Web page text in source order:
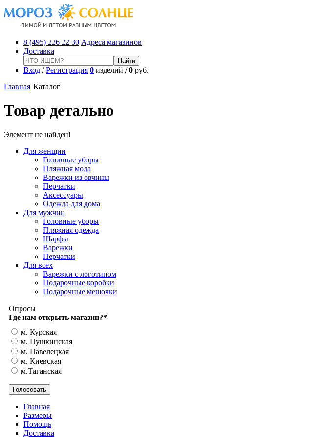
8 (495) 226 22 30 Адреса магазинов
Доставка
Вход /Регистрация 0 изделий /0 руб.
Главная Каталог
Товар детально
Элемент не найден!
Для женщин
Головные уборы
Пляжная мода
Варежки из овчины
Перчатки
Аксессуары
Одежда для дома
Для мужчин
Головные уборы
Пляжная одежда
Шарфы
Варежки
Перчатки
Для всех
Варежки с логотипом
Подарочные коробки
Подарочные мешочки
Опросы
Где нам открыть магазин?*
м. Курская
м. Пушкинская
м. Павелецкая
м. Киевская
м.Таганская
Главная
Размеры
Помощь
Доставка